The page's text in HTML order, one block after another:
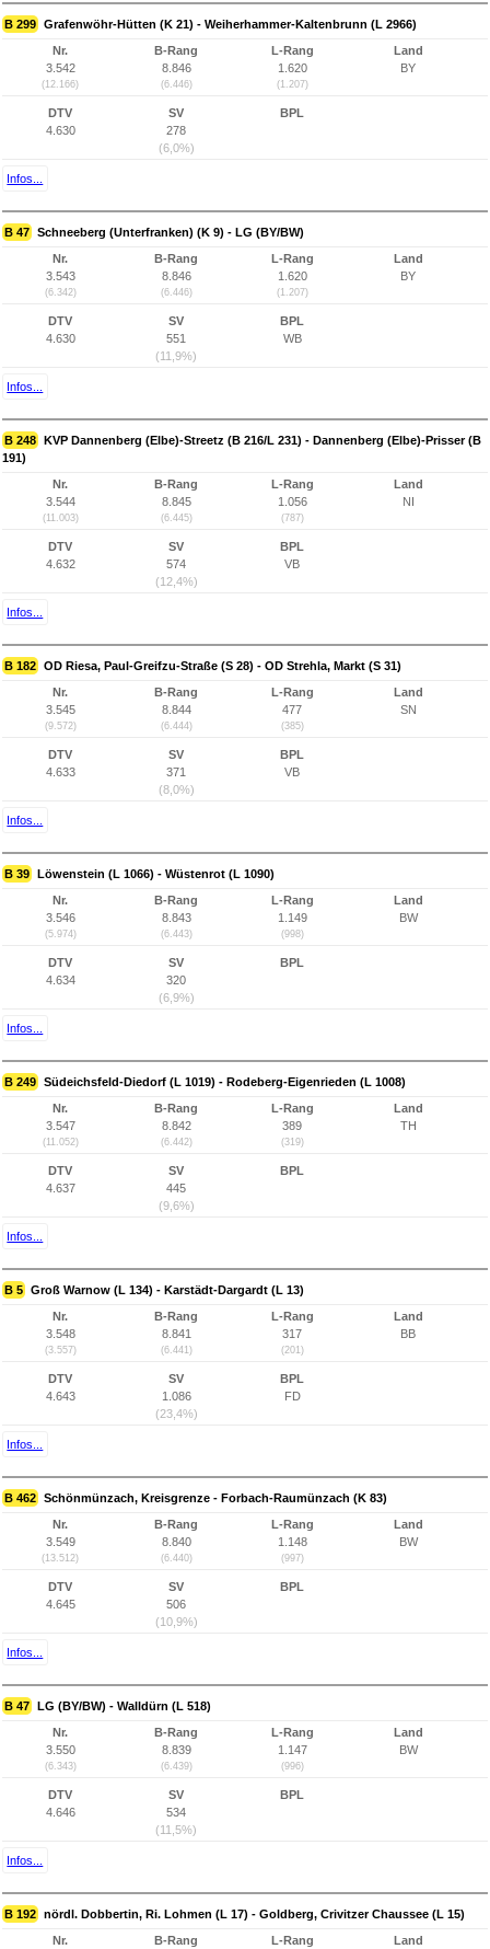
B 299 Grafenwöhr-Hütten (K 21) - Weiherhammer-Kaltenbrunn (L 2966)
Nr.
3.542
(12.166)
B-Rang
8.846
(6.446)
L-Rang
1.620
(1.207)
Land
BY
DTV
4.630
SV
278
(6,0%)
BPL
Infos...
B 47 Schneeberg (Unterfranken) (K 9) - LG (BY/BW)
Nr.
3.543
(6.342)
B-Rang
8.846
(6.446)
L-Rang
1.620
(1.207)
Land
BY
DTV
4.630
SV
551
(11,9%)
BPL
WB
Infos...
B 248 KVP Dannenberg (Elbe)-Streetz (B 216/L 231) - Dannenberg (Elbe)-Prisser (B
191)
Nr.
3.544
(11.003)
B-Rang
8.845
(6.445)
L-Rang
1.056
(787)
Land
NI
DTV
4.632
SV
574
(12,4%)
BPL
VB
Infos...
B 182 OD Riesa, Paul-Greifzu-Straße (S 28) - OD Strehla, Markt (S 31)
Nr.
3.545
(9.572)
B-Rang
8.844
(6.444)
L-Rang
477
(385)
Land
SN
DTV
4.633
SV
371
(8,0%)
BPL
VB
Infos...
B 39 Löwenstein (L 1066) - Wüstenrot (L 1090)
Nr.
3.546
(5.974)
B-Rang
8.843
(6.443)
L-Rang
1.149
(998)
Land
BW
DTV
4.634
SV
320
(6,9%)
BPL
Infos...
B 249 Südeichsfeld-Diedorf (L 1019) - Rodeberg-Eigenrieden (L 1008)
Nr.
3.547
(11.052)
B-Rang
8.842
(6.442)
L-Rang
389
(319)
Land
TH
DTV
4.637
SV
445
(9,6%)
BPL
Infos...
B 5 Groß Warnow (L 134) - Karstädt-Dargardt (L 13)
Nr.
3.548
(3.557)
B-Rang
8.841
(6.441)
L-Rang
317
(201)
Land
BB
DTV
4.643
SV
1.086
(23,4%)
BPL
FD
Infos...
B 462 Schönmünzach, Kreisgrenze - Forbach-Raumünzach (K 83)
Nr.
3.549
(13.512)
B-Rang
8.840
(6.440)
L-Rang
1.148
(997)
Land
BW
DTV
4.645
SV
506
(10,9%)
BPL
Infos...
B 47 LG (BY/BW) - Walldürn (L 518)
Nr.
3.550
(6.343)
B-Rang
8.839
(6.439)
L-Rang
1.147
(996)
Land
BW
DTV
4.646
SV
534
(11,5%)
BPL
Infos...
B 192 nördl. Dobbertin, Ri. Lohmen (L 17) - Goldberg, Crivitzer Chaussee (L 15)
Nr. B-Rang L-Rang Land